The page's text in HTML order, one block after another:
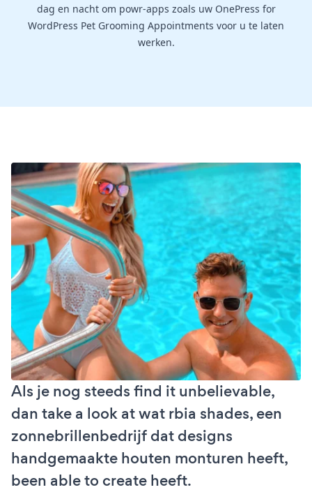
dag en nacht om powr-apps zoals uw OnePress for
WordPress Pet Grooming Appointments voor u te laten
werken.
Als je nog steeds find it unbelievable,
dan take a look at wat rbia shades, een
zonnebrillenbedrijf dat designs
handgemaakte houten monturen heeft,
been able to create heeft.